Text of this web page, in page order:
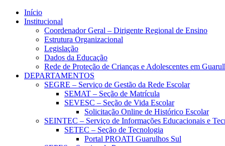
Início
Institucional
Coordenador Geral – Dirigente Regional de Ensino
Estrutura Organizacional
Legislação
Dados da Educação
Rede de Proteção de Crianças e Adolescentes em
DEPARTAMENTOS
SEGRE – Serviço de Gestão da Rede Escolar
SEMAT – Seção de Matrícula
SEVESC – Seção de Vida Escolar
Solicitação Online de Histórico Escolar
SEINTEC – Serviço de Informações Educacionais e
SETEC – Seção de Tecnologia
Portal PROATI Guarulhos Sul